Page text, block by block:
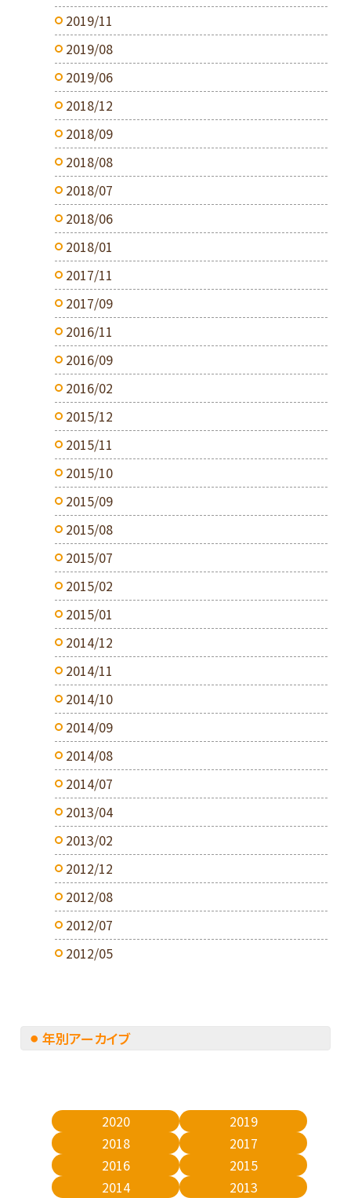
2019/11
2019/08
2019/06
2018/12
2018/09
2018/08
2018/07
2018/06
2018/01
2017/11
2017/09
2016/11
2016/09
2016/02
2015/12
2015/11
2015/10
2015/09
2015/08
2015/07
2015/02
2015/01
2014/12
2014/11
2014/10
2014/09
2014/08
2014/07
2013/04
2013/02
2012/12
2012/08
2012/07
2012/05
年別アーカイブ
2020
2019
2018
2017
2016
2015
2014
2013